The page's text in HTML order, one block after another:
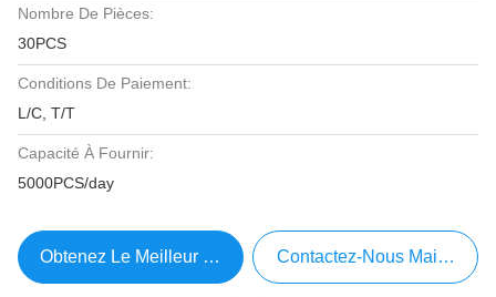
Nombre De Pièces:
30PCS
Conditions De Paiement:
L/C, T/T
Capacité À Fournir:
5000PCS/day
Obtenez Le Meilleur Prix Contactez-Nous Maintenant